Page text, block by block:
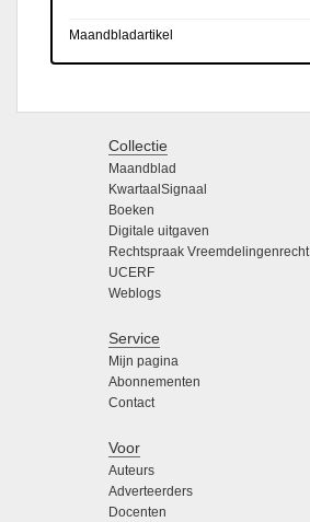
Maandbladartikel
Collectie
Maandblad
KwartaalSignaal
Boeken
Digitale uitgaven
Rechtspraak Vreemdelingenrecht
UCERF
Weblogs
Service
Mijn pagina
Abonnementen
Contact
Voor
Auteurs
Adverteerders
Docenten